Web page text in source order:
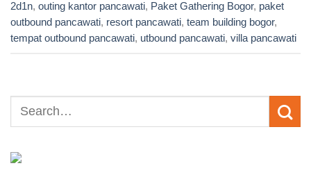
2d1n, outing kantor pancawati, Paket Gathering Bogor, paket
outbound pancawati, resort pancawati, team building bogor,
tempat outbound pancawati, utbound pancawati, villa pancawati